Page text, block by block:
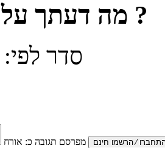
מה דעתך על ?
סדר לפי:
מפרסם תגובה כ: אורח